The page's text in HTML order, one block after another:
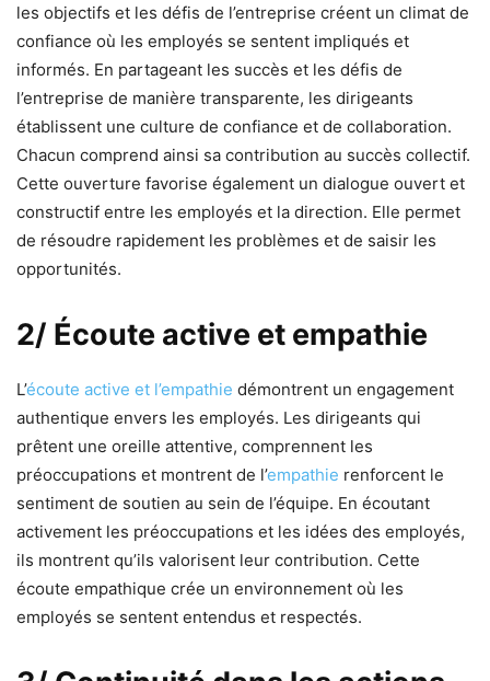
les objectifs et les défis de l’entreprise créent un climat de
confiance où les employés se sentent impliqués et
informés. En partageant les succès et les défis de
l’entreprise de manière transparente, les dirigeants
établissent une culture de confiance et de collaboration.
Chacun comprend ainsi sa contribution au succès collectif.
Cette ouverture favorise également un dialogue ouvert et
constructif entre les employés et la direction. Elle permet
de résoudre rapidement les problèmes et de saisir les
opportunités.
2/ Écoute active et empathie
L’écoute active et l’empathie démontrent un engagement
authentique envers les employés. Les dirigeants qui
prêtent une oreille attentive, comprennent les
préoccupations et montrent de l’empathie renforcent le
sentiment de soutien au sein de l’équipe. En écoutant
activement les préoccupations et les idées des employés,
ils montrent qu’ils valorisent leur contribution. Cette
écoute empathique crée un environnement où les
employés se sentent entendus et respectés.